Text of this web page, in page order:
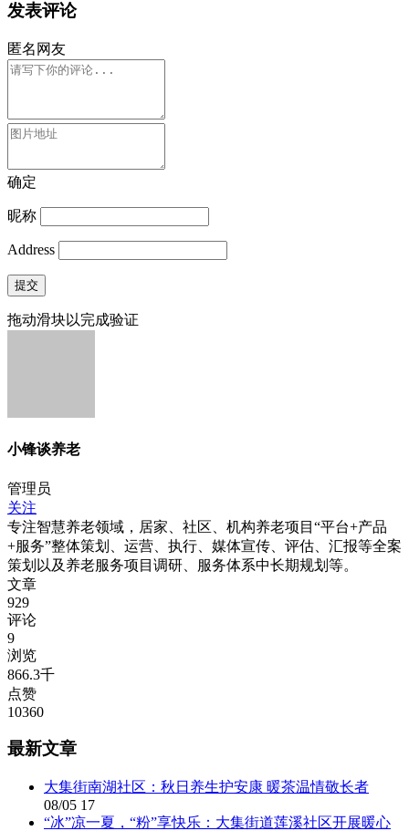
发表评论
匿名网友
确定
昵称
Address
提交
拖动滑块以完成验证
小锋谈养老
管理员
关注
专注智慧养老领域，居家、社区、机构养老项目“平台+产品
+服务”整体策划、运营、执行、媒体宣传、评估、汇报等全案
策划以及养老服务项目调研、服务体系中长期规划等。
文章
929
评论
9
浏览
866.3千
点赞
10360
最新文章
大集街南湖社区：秋日养生护安康 暖茶温情敬长者
08/05 17
“冰”凉一夏，“粉”享快乐：大集街道莲溪社区开展暖心